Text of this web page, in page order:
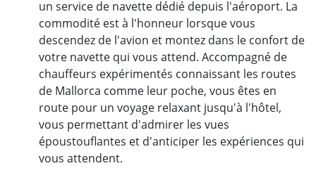
un service de navette dédié depuis l'aéroport. La
commodité est à l'honneur lorsque vous
descendez de l'avion et montez dans le confort de
votre navette qui vous attend. Accompagné de
chauffeurs expérimentés connaissant les routes
de Mallorca comme leur poche, vous êtes en
route pour un voyage relaxant jusqu'à l'hôtel,
vous permettant d'admirer les vues
époustouflantes et d'anticiper les expériences qui
vous attendent.